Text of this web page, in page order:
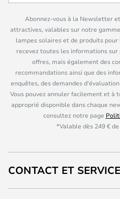
Abonnez-vous à la Newsletter
attractives, valables sur notre
lampes solaires et de produits
recevez toutes les informations
offres, mais également des
recommandations ainsi que des
enquêtes, des demandes
Vous pouvez annuler facilement et à
approprié disponible dans chaque
consultez notre page
*Valable dès 249 €
CONTACT ET SERVICE